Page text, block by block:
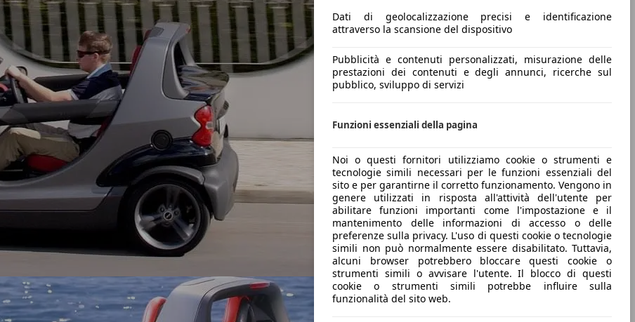
Dati di geolocalizzazione precisi e identificazione
attraverso la scansione del dispositivo
Pubblicità e contenuti personalizzati, misurazione delle
prestazioni dei contenuti e degli annunci, ricerche sul
pubblico, sviluppo di servizi
Funzioni essenziali della pagina
Noi o questi fornitori utilizziamo cookie o strumenti e
tecnologie simili necessari per le funzioni essenziali del
sito e per garantirne il corretto funzionamento. Vengono in
genere utilizzati in risposta all'attività dell'utente per
abilitare funzioni importanti come l'impostazione e il
mantenimento delle informazioni di accesso o delle
preferenze sulla privacy. L'uso di questi cookie o tecnologie
simili non può normalmente essere disabilitato. Tuttavia,
alcuni browser potrebbero bloccare questi cookie o
strumenti simili o avvisare l'utente. Il blocco di questi
cookie o strumenti simili potrebbe influire sulla
funzionalità del sito web.